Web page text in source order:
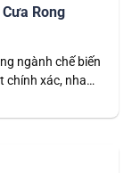
Rong
ngành chế biến
xác, nhanh
cưa rong là điều